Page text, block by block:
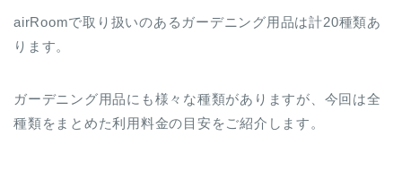
airRoomで取り扱いのあるガーデニング用品は計20種類あ
ります。
ガーデニング用品にも様々な種類がありますが、今回は全
種類をまとめた利用料金の目安をご紹介します。